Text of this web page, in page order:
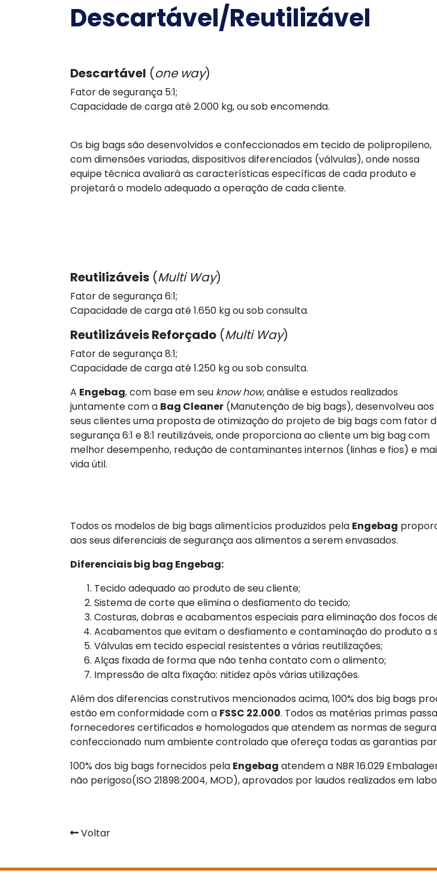
Descartável/Reutilizável
Descartável (one way)
Fator de segurança 5:1;
Capacidade de carga até 2.000 kg, ou sob encomenda.
Os big bags são desenvolvidos e confeccionados em tecido de polipropileno,
com dimensões variadas, dispositivos diferenciados (válvulas), onde nossa
equipe técnica avaliará as características específicas de cada produto e
projetará o modelo adequado a operação de cada cliente.
Reutilizáveis (Multi Way)
Fator de segurança 6:1;
Capacidade de carga até 1.650 kg ou sob consulta.
Reutilizáveis Reforçado (Multi Way)
Fator de segurança 8:1;
Capacidade de carga até 1.250 kg ou sob consulta.
A Engebag, com base em seu know how, análise e estudos realizados
juntamente com a Bag Cleaner (Manutenção de big bags), desenvolveu aos
seus clientes uma proposta de otimização do projeto de big bags com fator
segurança 6:1 e 8:1 reutilizáveis, onde proporciona ao cliente um big bag com
melhor desempenho, redução de contaminantes internos (linhas e fios) e
vida útil.
Todos os modelos de big bags alimentícios produzidos pela Engebag
aos seus diferenciais de segurança aos alimentos a serem envasados.
Diferenciais big bag Engebag:
Tecido adequado ao produto de seu cliente;
Sistema de corte que elimina o desfiamento do tecido;
Costuras, dobras e acabamentos especiais para eliminação dos focos
Acabamentos que evitam o desfiamento e contaminação do produto a
Válvulas em tecido especial resistentes a várias reutilizações;
Alças fixada de forma que não tenha contato com o alimento;
Impressão de alta fixação: nitidez após várias utilizações.
Além dos diferencias construtivos mencionados acima, 100% dos big bags
estão em conformidade com a FSSC 22.000. Todos as matérias primas
fornecedores certificados e homologados que atendem as normas de
confeccionado num ambiente controlado que ofereça todas as garantias
100% dos big bags fornecidos pela Engebag atendem a NBR 16.029
não perigoso(ISO 21898:2004, MOD), aprovados por laudos realizados em
Voltar